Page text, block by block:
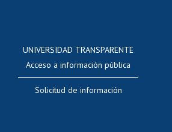
UNIVERSIDAD TRANSPARENTE
Acceso a información pública
Solicitud de información